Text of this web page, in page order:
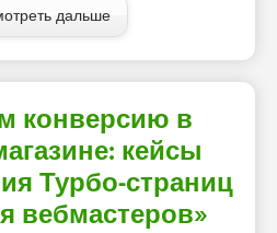
дальше
конверсию в
кейсы
Турбо-страниц
вебмастеров»